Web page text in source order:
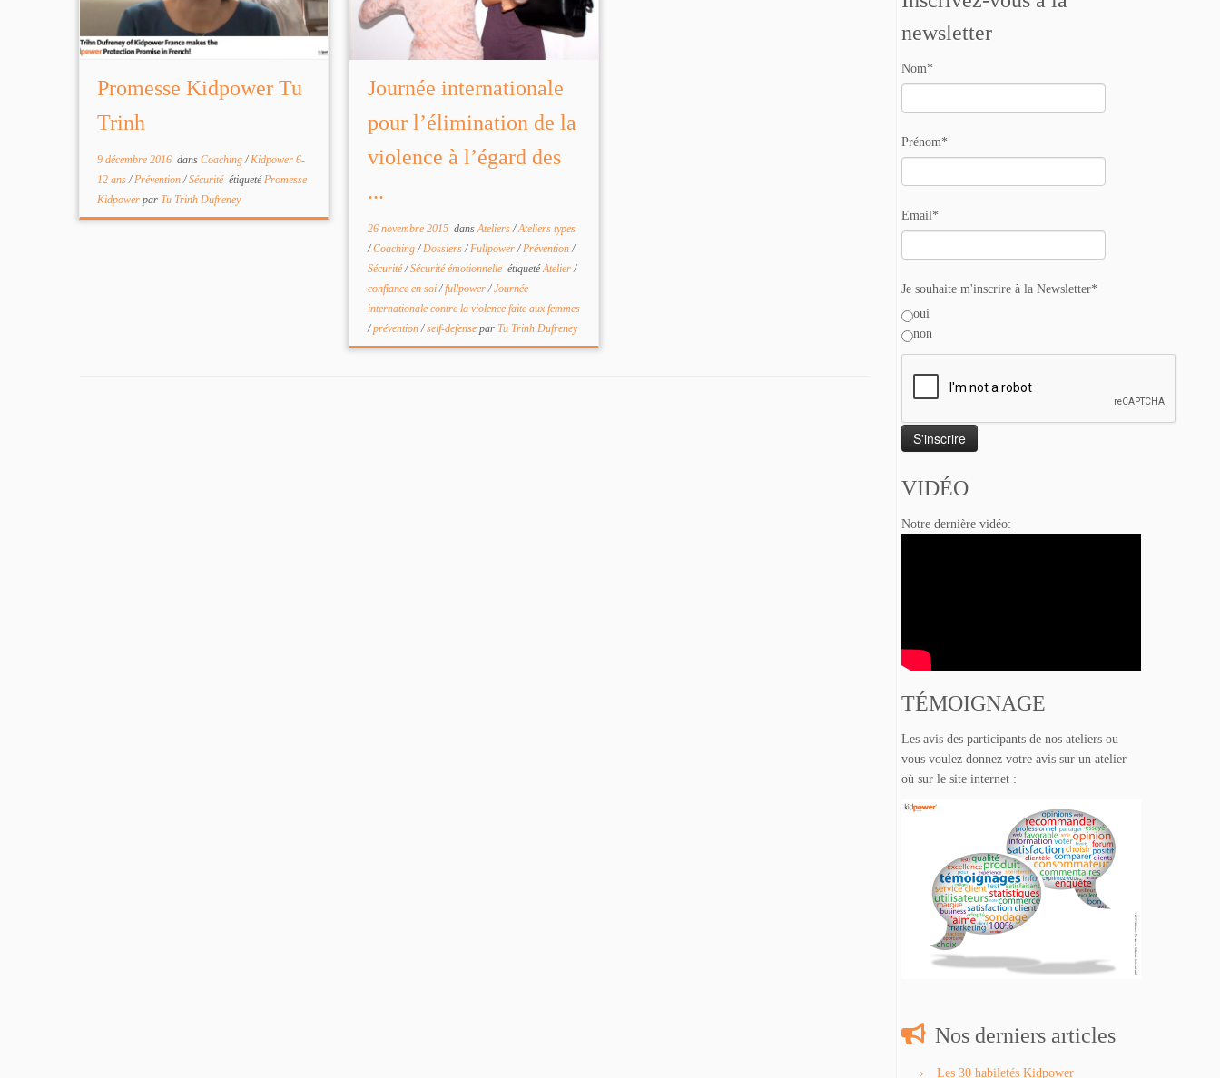
Promesse Kidpower Tu
Trinh
9 décembre 2016 dansCoaching/Kidpower 6-
12 ans/Prévention/Sécurité étiquetéPromesse
KidpowerparTu Trinh Dufreney
Journée internationale
pour l’élimination de la
violence à l’égard des
...
26 novembre 2015dansAteliers/Ateliers types
/Coaching/Dossiers/Fullpower/Prévention/
Sécurité/Sécurité émotionnelle étiquetéAtelier/
confiance en soi/fullpower/Journée
internationale contre la violence faite aux femmes
/prévention/self-defense par Tu Trinh Dufreney
newsletter
Nom*
Prénom*
Email*
Je souhaite m'inscrire à la Newsletter*
oui
non
VIDÉO
Notre dernière vidéo:
TÉMOIGNAGE
Les avis des participants de nos ateliers ou
vous voulez donnez votre avis sur un atelier
où sur le site internet :
Nos derniers articles
Les 30 habiletés Kidpower